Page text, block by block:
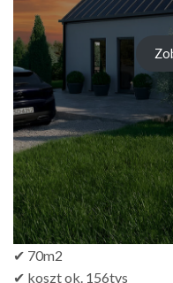
✔ 70m2
✔ koszt ok. 156tys